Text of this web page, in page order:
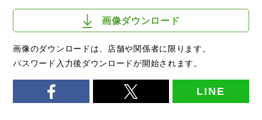
画像ダウンロード
画像のダウンロードは、店舗や関係者に限ります。
パスワード入力後ダウンロードが開始されます。
LINE